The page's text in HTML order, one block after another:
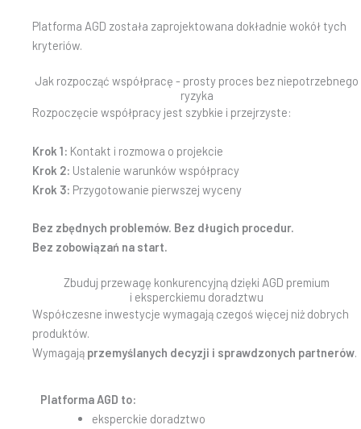
Platforma AGD została zaprojektowana dokładnie wokół tych
kryteriów.
Jak rozpocząć współpracę - prosty proces bez niepotrzebnego
ryzyka
Rozpoczęcie współpracy jest szybkie i przejrzyste:
Krok 1: Kontakt i rozmowa o projekcie
Krok 2: Ustalenie warunków współpracy
Krok 3: Przygotowanie pierwszej wyceny
Bez zbędnych problemów. Bez długich procedur.
Bez zobowiązań na start.
Zbuduj przewagę konkurencyjną dzięki AGD premium
i eksperckiemu doradztwu
Współczesne inwestycje wymagają czegoś więcej niż dobrych
produktów.
Wymagają przemyślanych decyzji i sprawdzonych partnerów.
Platforma AGD to:
eksperckie doradztwo